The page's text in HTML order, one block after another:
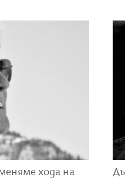
и умение сложните
бъде обявен през
и делото на
кино. Тя ще
истории, които
заедно с
Vision, която отдава
към истински
смели и
се отнасяме към най-
хода на